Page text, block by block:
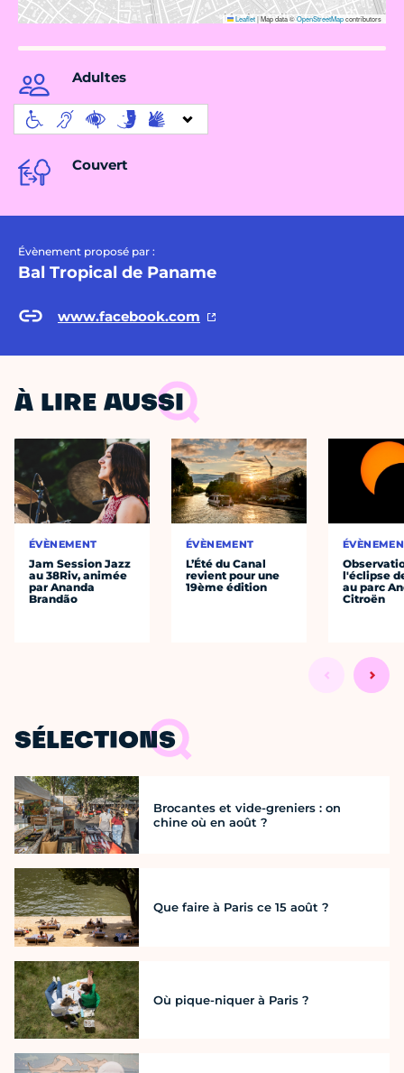
Leaflet|Map data ©OpenStreetMapcontributors
Adultes
Couvert
Évènement proposé par :
Bal Tropical de Paname
www.facebook.com
À LIRE AUSSI
ÉVÈNEMENT
Jam Session Jazz
au 38Riv, animée
par Ananda
Brandão
ÉVÈNEMENT
L’Été du Canal
revient pour une
19ème édition
l'éclipse
au parc
Citroën
SÉLECTIONS
Brocantes et vide-greniers : on
chine où en août ?
Que faire à Paris ce 15 août ?
Où pique-niquer à Paris ?